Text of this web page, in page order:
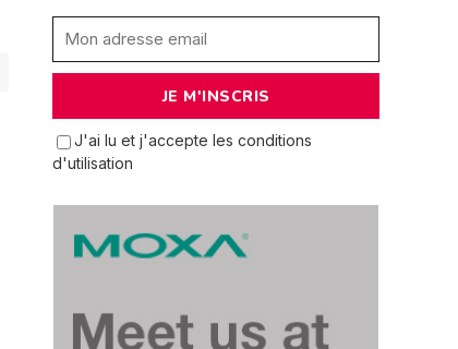
J'ai lu et j'accepte les conditions
d'utilisation